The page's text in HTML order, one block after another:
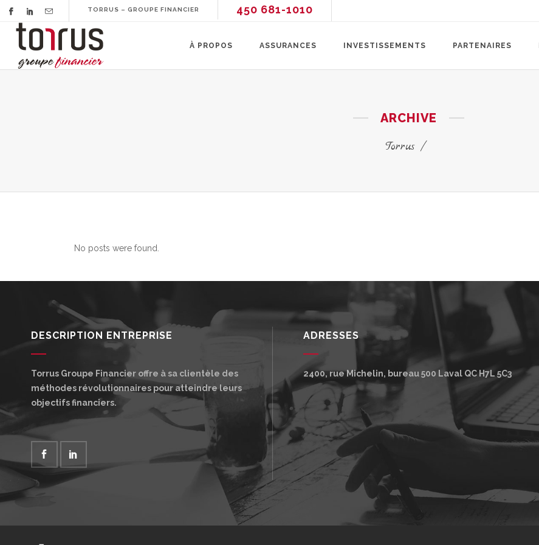
TORRUS – GROUPE FINANCIER 450 681-1010
À PROPOS ASSURANCES INVESTISSEMENTS PARTENAIRES
ARCHIVE
Torrus/
No posts were found.
DESCRIPTION ENTREPRISE
Torrus Groupe Financier offre à sa clientèle des
méthodes révolutionnaires pour atteindre leurs
objectifs financiers.
ADRESSES
2400, rue Michelin, bureau 500 Laval QCH7L 5C3